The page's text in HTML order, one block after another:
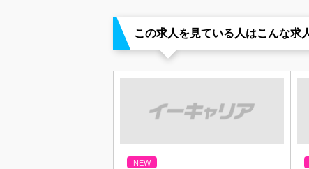
この求人を見ている人はこんな求
NEW